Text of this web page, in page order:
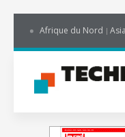
Afrique du Nord